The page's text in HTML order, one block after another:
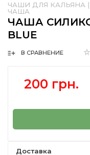
ЧАШИ ДЛЯ КАЛЬЯНА |
ЧАША
ЧАША
BLUE
В СРАВНЕНИЕ
200 грн.
Доставка